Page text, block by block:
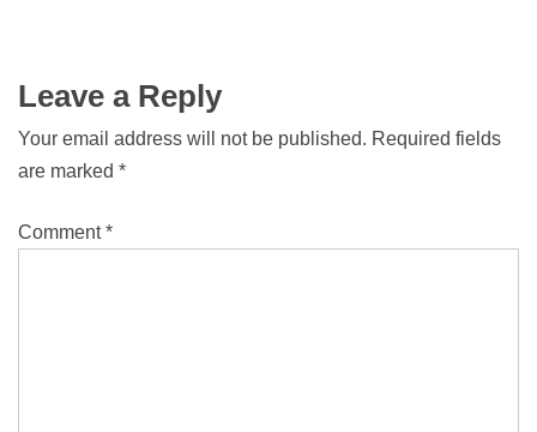
Leave a Reply
Your email address will not be published. Required fields
are marked *
Comment*